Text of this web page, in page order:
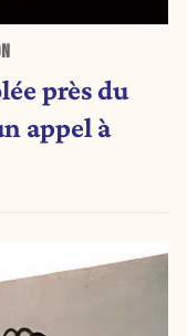
près du
appel à